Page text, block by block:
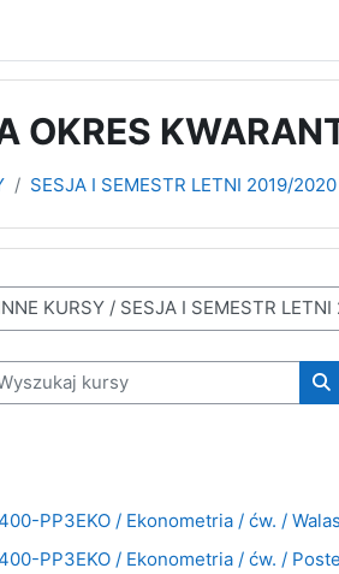
OKRES
SESJA I SEMESTR LETNI 2019/2020
kursów
kursy
PP3EKO / Ekonometria / ćw. /
PP3EKO / Ekonometria / ćw. /